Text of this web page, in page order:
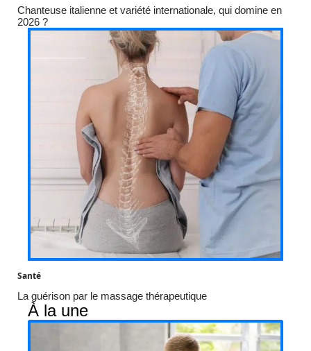
Chanteuse italienne et variété internationale, qui domine en
2026 ?
Santé
La guérison par le massage thérapeutique
À la une